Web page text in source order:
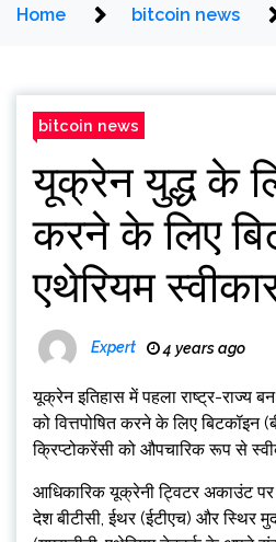
Home bitcoin news
bitcoin news
यूक्रेन युद्ध के
करने के लिए
एथेरियम
Expert 4 years ago
यूक्रेन इतिहास में पहला राष्ट्र-राज्य
को वित्तपोषित करने के लिए बिटकॉइन
क्रिप्टोकरेंसी को औपचारिक रूप से
आधिकारिक यूक्रेनी ट्विटर अकाउंट
देश बीटीसी, ईथर (ईटीएच) और स्थिर